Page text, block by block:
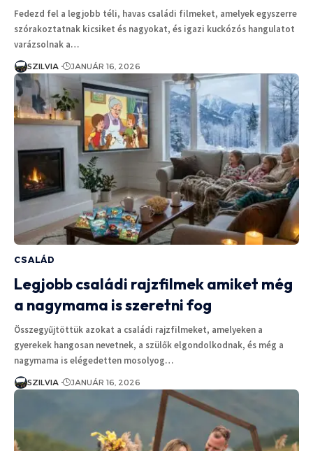
Fedezd fel a legjobb téli, havas családi filmeket, amelyek egyszerre
szórakoztatnak kicsiket és nagyokat, és igazi kuckózós hangulatot
varázsolnak a…
SZILVIA JANUÁR 16, 2026
CSALÁD
Legjobb családi rajzfilmek amiket még
a nagymama is szeretni fog
Összegyűjtöttük azokat a családi rajzfilmeket, amelyeken a
gyerekek hangosan nevetnek, a szülők elgondolkodnak, és még a
nagymama is elégedetten mosolyog…
SZILVIA JANUÁR 16, 2026